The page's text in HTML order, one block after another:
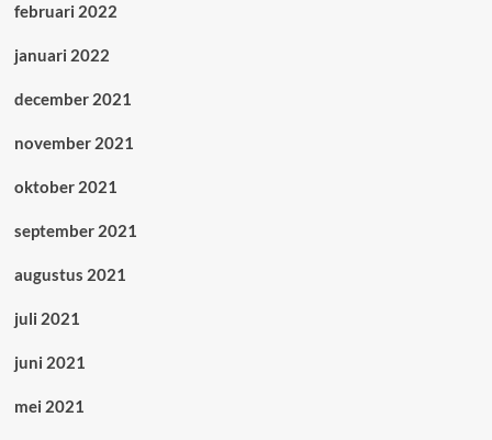
februari 2022
januari 2022
december 2021
november 2021
oktober 2021
september 2021
augustus 2021
juli 2021
juni 2021
mei 2021